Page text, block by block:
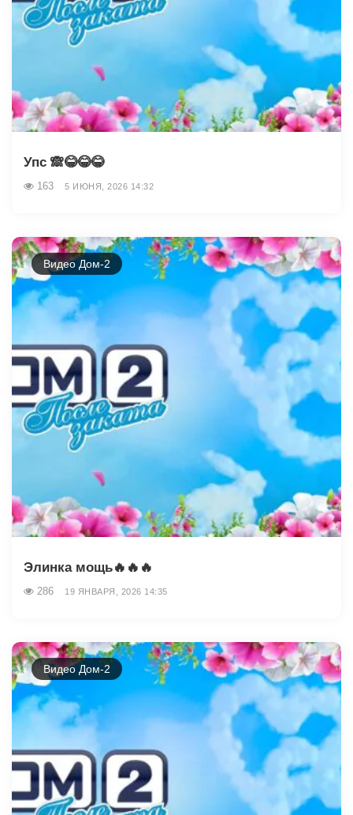
Упс 🙈😂😂😂
163 5 ИЮНЯ, 2026 14:32
Видео Дом-2
Элинка мощь🔥🔥🔥
286 19 ЯНВАРЯ, 2026 14:35
Видео Дом-2